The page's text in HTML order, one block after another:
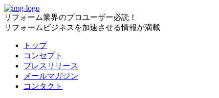
リフォーム業界のプロユーザー必読！
リフォームビジネスを加速させる情報が満載
トップ
コンセプト
プレスリリース
メールマガジン
コンタクト